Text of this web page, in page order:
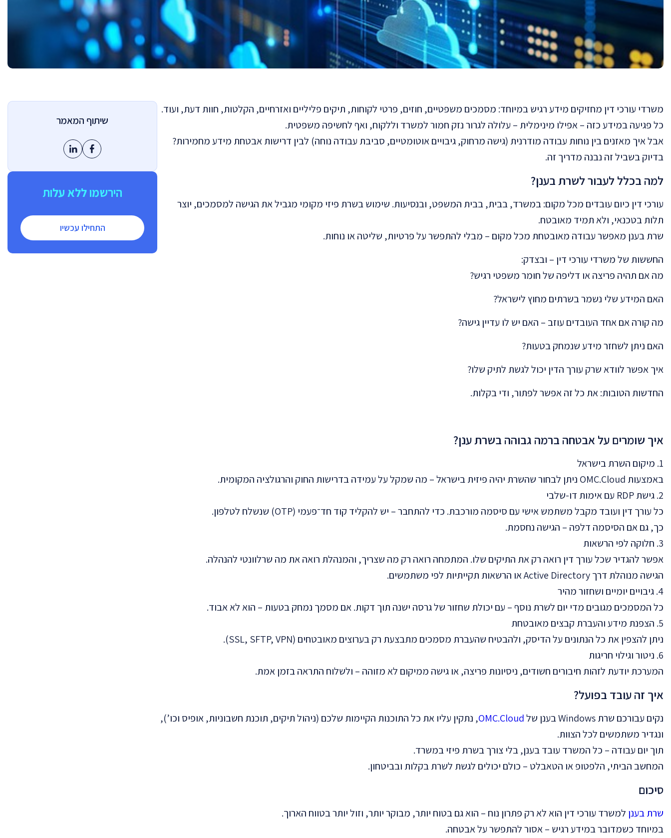
משרדי עורכי דין מחזיקים מידע רגיש במיוחד: מסמכים משפטיים, חוזים, פרטי לקוחות, תיקים פליליים ואזרחיים, הקלטות, חוות דעת, ועוד.
כל פגיעה במידע כזה – אפילו מינימלית – עלולה לגרור נזק חמור למשרד וללקוח, ואף לחשיפה משפטית.
אבל איך מאזנים בין נוחות עבודה מודרנית (גישה מרחוק, גיבויים אוטומטיים, סביבת עבודה נוחה) לבין דרישות אבטחת מידע מחמירות?
בדיוק בשביל זה נבנה מדריך זה.
למה בכלל לעבור לשרת בענן?
עורכי דין כיום עובדים מכל מקום: במשרד, בבית, בבית המשפט, ובנסיעות. שימוש בשרת פיזי מקומי מגביל את הגישה למסמכים, יוצר
תלות בטכנאי, ולא תמיד מאובטח.
שרת בענן מאפשר עבודה מאובטחת מכל מקום – מבלי להתפשר על פרטיות, שליטה או נוחות.
החששות של משרדי עורכי דין – ובצדק:
מה אם תהיה פריצה או דליפה של חומר משפטי רגיש?
האם המידע שלי נשמר בשרתים מחוץ לישראל?
מה קורה אם אחד העובדים עוזב – האם יש לו עדיין גישה?
האם ניתן לשחזר מידע שנמחק בטעות?
איך אפשר לוודא שרק עורך הדין יכול לגשת לתיק שלו?
החדשות הטובות: את כל זה אפשר לפתור, ודי בקלות.
איך שומרים על אבטחה ברמה גבוהה בשרת ענן?
1. מיקום השרת בישראל
באמצעות OMC.Cloud ניתן לבחור שהשרת יהיה פיזית בישראל – מה שמקל על עמידה בדרישות החוק והרגולציה המקומית.
2. גישת RDP עם אימות דו-שלבי
כל עורך דין ועובד מקבל משתמש אישי עם סיסמה מורכבת. כדי להתחבר – יש להקליד קוד חד־פעמי (OTP) שנשלח לטלפון.
כך, גם אם הסיסמה דלפה – הגישה נחסמת.
3. חלוקה לפי הרשאות
אפשר להגדיר שכל עורך דין רואה רק את התיקים שלו. המתמחה רואה רק מה שצריך, והמנהלת רואה את מה שרלוונטי להנהלה.
הגישה מנוהלת דרך Active Directory או הרשאות תקייתיות לפי משתמשים.
4. גיבויים יומיים ושחזור מהיר
כל המסמכים מגובים מדי יום לשרת נוסף – עם יכולת שחזור של גרסה ישנה תוך דקות. אם מסמך נמחק בטעות – הוא לא אבוד.
5. הצפנת מידע והעברת קבצים מאובטחת
ניתן להצפין את כל הנתונים על הדיסק, ולהבטיח שהעברת מסמכים מתבצעת רק בערוצים מאובטחים (SSL, SFTP, VPN).
6. ניטור וגילוי חריגות
המערכת יודעת לזהות חיבורים חשודים, ניסיונות פריצה, או גישה ממיקום לא מזוהה – ולשלוח התראה בזמן אמת.
איך זה עובד בפועל?
נקים עבורכם שרת Windows בענן של OMC.Cloud, נתקין עליו את כל התוכנות הקיימות שלכם (ניהול תיקים, תוכנת חשבוניות, אופיס וכו’),
ונגדיר משתמשים לכל הצוות.
תוך יום עבודה – כל המשרד עובד בענן, בלי צורך בשרת פיזי במשרד.
המחשב הביתי, הלפטופ או הטאבלט – כולם יכולים לגשת לשרת בקלות ובביטחון.
סיכום
שרת בענן למשרד עורכי דין הוא לא רק פתרון נוח – הוא גם בטוח יותר, מבוקר יותר, וזול יותר בטווח הארוך.
במיוחד כשמדובר במידע רגיש – אסור להתפשר על אבטחה.
שיתוף המאמר
הירשמו ללא עלות
התחילו עכשיו